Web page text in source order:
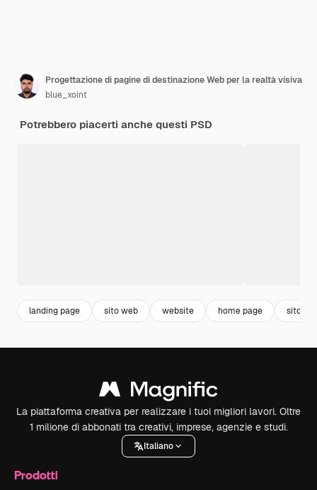
Progettazione di pagine di destinazione Web per la realtà visiva
blue_xoint
Potrebbero piacerti anche questi PSD
landing page sito web website home page sito
La piattaforma creativa per realizzare i tuoi migliori lavori. Oltre
1 milione di abbonati tra creativi, imprese, agenzie e studi.
Italiano
Prodotti